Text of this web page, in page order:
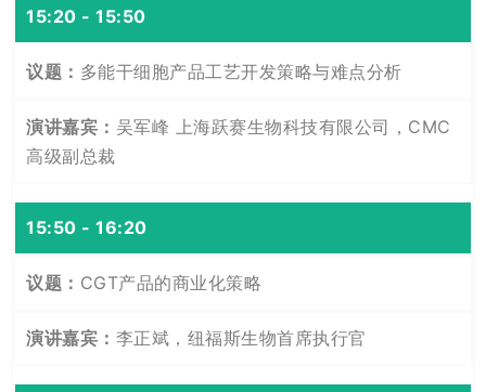
15:20 - 15:50
多能干细胞产品工艺开发策略与难点分析
吴军峰 上海跃赛生物科技有限公司，CMC
高级副总裁
15:50 - 16:20
CGT产品的商业化策略
李正斌，纽福斯生物首席执行官